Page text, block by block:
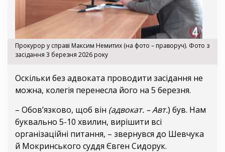
Прокурор у справі Максим Немитих (на фото – праворуч). Фото з
засідання 3 березня 2026 року
Оскільки без адвоката проводити засідання не
можна, колегія перенесла його на 5 березня.
– Обов’язково, щоб він (адвокат. – Авт.) був. Нам
буквально 5-10 хвилин, вирішити всі
організаційні питання, – звернувся до Шевчука
й Мокринського суддя Євген Сидорук.